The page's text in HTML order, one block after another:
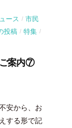
ース / 市民
投稿 / 特集 /
ご案内⑦
安から、お
する形で記